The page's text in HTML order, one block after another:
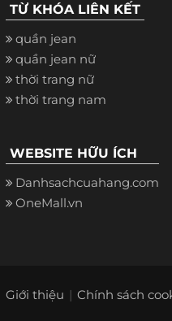
TỪ KHÓA LIÊN KẾT
quần jean
quần jean nữ
thời trang nữ
thời trang nam
WEBSITE HỮU ÍCH
Danhsachcuahang.com
OneMall.vn
Giới thiệu Chính sách